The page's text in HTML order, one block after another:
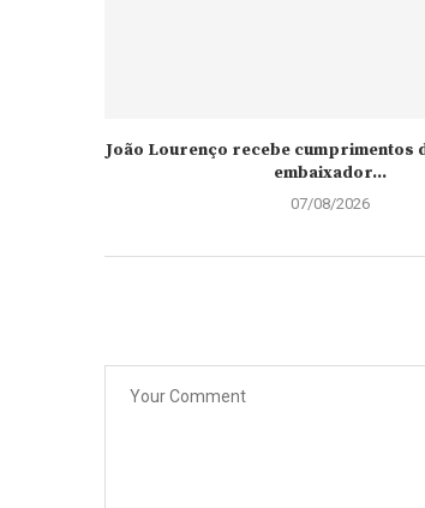
João Lourenço recebe cumprimentos
embaixador...
07/08/2026